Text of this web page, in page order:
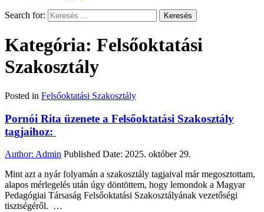
Search for:
Kategória: Felsőoktatási
Szakosztály
Posted in Felsőoktatási Szakosztály
Pornói Rita üzenete a Felsőoktatási Szakosztály
tagjaihoz:
Author: Admin Published Date: 2025. október 29.
Mint azt a nyár folyamán a szakosztály tagjaival már megosztottam,
alapos mérlegelés után úgy döntöttem, hogy lemondok a Magyar
Pedagógiai Társaság Felsőoktatási Szakosztályának vezetőségi
tisztségéről. …